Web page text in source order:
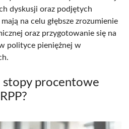
dyskusji oraz podjętych
na celu głębsze zrozumienie
oraz przygotowanie się na
polityce pieniężnej w
stopy procentowe